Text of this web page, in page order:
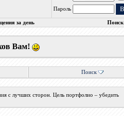
Пароль
за день Поиск
Вам!
Поиск
с лучших сторон. Цель портфолио – убедить